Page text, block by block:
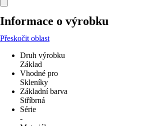
Informace o výrobku
Přeskočit oblast
Druh výrobku
Základ
Vhodné pro
Skleníky
Základní barva
Stříbrná
Série
-